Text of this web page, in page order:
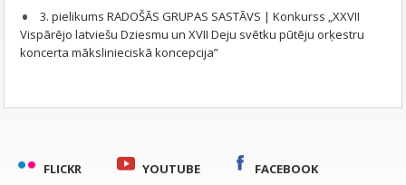
3. pielikums RADOŠĀS GRUPAS SASTĀVS | Konkurss „XXVII
Vispārējo latviešu Dziesmu un XVII Deju svētku pūtēju orķestru
koncerta mākslinieciskā koncepcija”
FLICKR
YOUTUBE
FACEBOOK